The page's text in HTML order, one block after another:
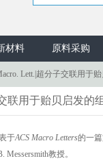
材料 原料采购
Lett.|超分子交联用于
联用于贻贝启发的
于ACS Macro Letters的一
教授。